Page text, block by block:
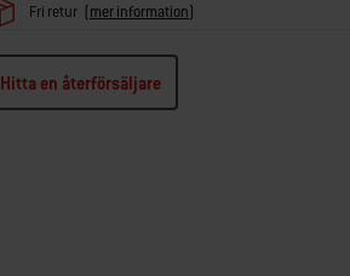
Fri retur (mer information)
Hitta en återförsäljare